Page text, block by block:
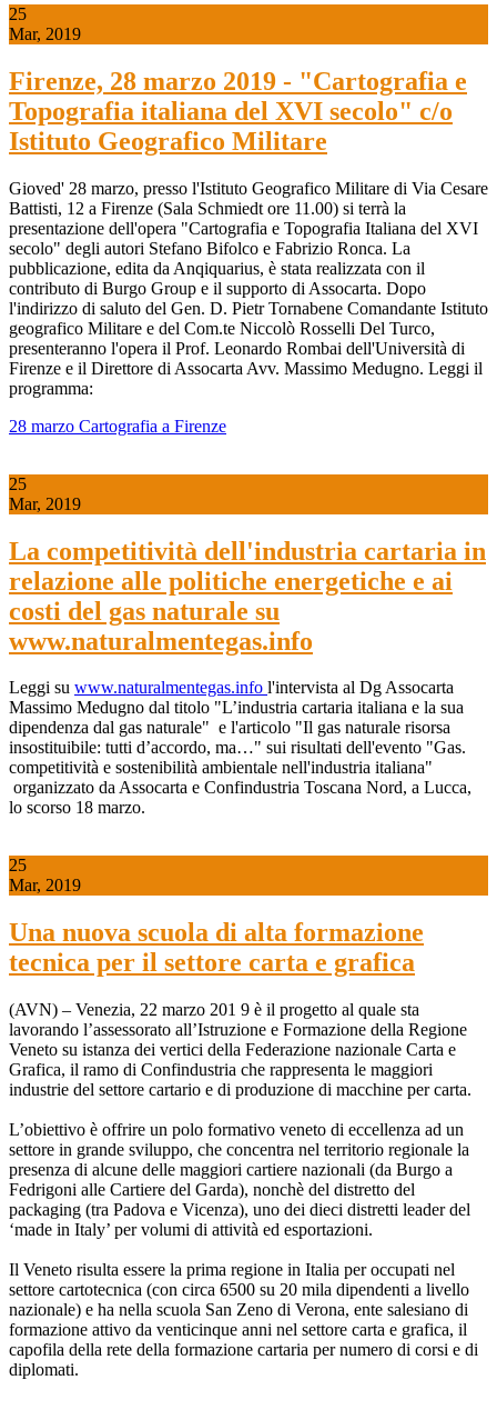
25
Mar, 2019
Firenze, 28 marzo 2019 - "Cartografia e
Topografia italiana del XVI secolo" c/o
Istituto Geografico Militare
Gioved' 28 marzo, presso l'Istituto Geografico Militare di Via Cesare
Battisti, 12 a Firenze (Sala Schmiedt ore 11.00) si terrà la
presentazione dell'opera "Cartografia e Topografia Italiana del XVI
secolo" degli autori Stefano Bifolco e Fabrizio Ronca. La
pubblicazione, edita da Anqiquarius, è stata realizzata con il
contributo di Burgo Group e il supporto di Assocarta. Dopo
l'indirizzo di saluto del Gen. D. Pietr Tornabene Comandante Istituto
geografico Militare e del Com.te Niccolò Rosselli Del Turco,
presenteranno l'opera il Prof. Leonardo Rombai dell'Università di
Firenze e il Direttore di Assocarta Avv. Massimo Medugno. Leggi il
programma:
28 marzo Cartografia a Firenze
25
Mar, 2019
La competitività dell'industria cartaria in
relazione alle politiche energetiche e ai
costi del gas naturale su
www.naturalmentegas.info
Leggi su www.naturalmentegas.info l'intervista al Dg Assocarta
Massimo Medugno dal titolo "L’industria cartaria italiana e la sua
dipendenza dal gas naturale" e l'articolo "Il gas naturale risorsa
insostituibile: tutti d’accordo, ma…" sui risultati dell'evento "Gas.
competitività e sostenibilità ambientale nell'industria italiana"
organizzato da Assocarta e Confindustria Toscana Nord, a Lucca,
lo scorso 18 marzo.
25
Mar, 2019
Una nuova scuola di alta formazione
tecnica per il settore carta e grafica
(AVN) – Venezia, 22 marzo 201 9 è il progetto al quale sta
lavorando l’assessorato all’Istruzione e Formazione della Regione
Veneto su istanza dei vertici della Federazione nazionale Carta e
Grafica, il ramo di Confindustria che rappresenta le maggiori
industrie del settore cartario e di produzione di macchine per carta.
L’obiettivo è offrire un polo formativo veneto di eccellenza ad un
settore in grande sviluppo, che concentra nel territorio regionale la
presenza di alcune delle maggiori cartiere nazionali (da Burgo a
Fedrigoni alle Cartiere del Garda), nonchè del distretto del
packaging (tra Padova e Vicenza), uno dei dieci distretti leader del
‘made in Italy’ per volumi di attività ed esportazioni.
Il Veneto risulta essere la prima regione in Italia per occupati nel
settore cartotecnica (con circa 6500 su 20 mila dipendenti a livello
nazionale) e ha nella scuola San Zeno di Verona, ente salesiano di
formazione attivo da venticinque anni nel settore carta e grafica, il
capofila della rete della formazione cartaria per numero di corsi e di
diplomati.